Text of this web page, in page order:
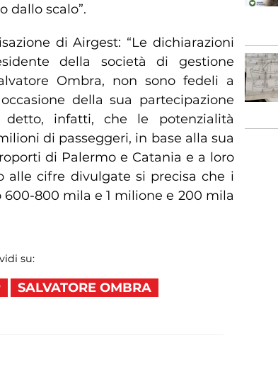
dallo scalo”.
di Airgest: “Le dichiarazioni
della società di gestione
Ombra, non sono fedeli a
della sua partecipazione
infatti, che le potenzialità
di passeggeri, in base alla sua
di Palermo e Catania e a loro
cifre divulgate si precisa che i
800 mila e 1 milione e 200 mila
su:
SALVATORE OMBRA